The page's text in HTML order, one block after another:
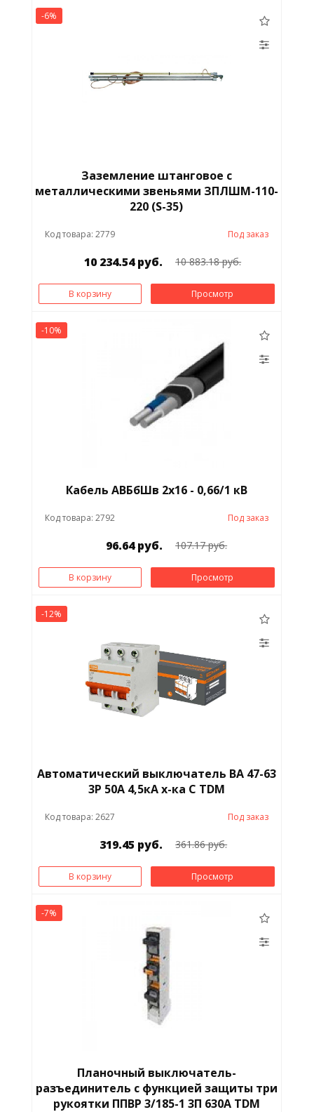
-6%
Заземление штанговое с
металлическими звеньями ЗПЛШМ-110-
220 (S-35)
Код товара: 2779 Под заказ
10 234.54 руб. 10 883.18 руб.
В корзину Просмотр
-10%
Кабель АВБбШв 2х16 - 0,66/1 кВ
Код товара: 2792 Под заказ
96.64 руб. 107.17 руб.
В корзину Просмотр
-12%
Автоматический выключатель ВА 47-63
3Р 50А 4,5кА х-ка С TDM
Код товара: 2627 Под заказ
319.45 руб. 361.86 руб.
В корзину Просмотр
-7%
Планочный выключатель-
разъединитель с функцией защиты три
рукоятки ППВР 3/185-1 3П 630A TDM